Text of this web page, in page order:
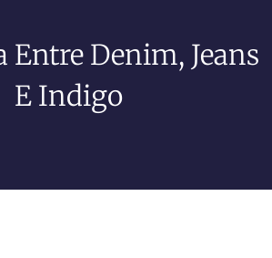
Entre Denim, Jeans
E Indigo